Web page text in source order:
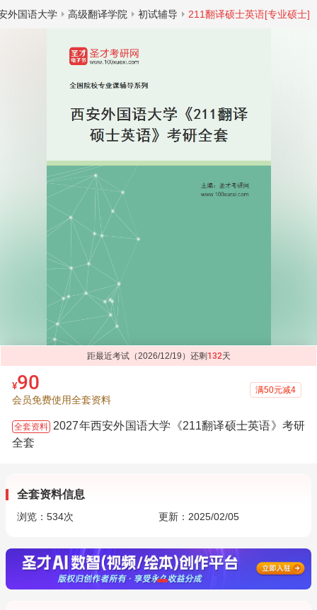
外国语大学 高级翻译学院 初试辅导 211翻译硕士英语[专业硕士]
距最近考试（2026/12/19）还剩 132天
¥90
会员免费使用全套资料
满50元减4
全套资料 2027年西安外国语大学《211翻译硕士英语》考研
全套
全套资料信息
浏览： 534次 更新：2025/02/05